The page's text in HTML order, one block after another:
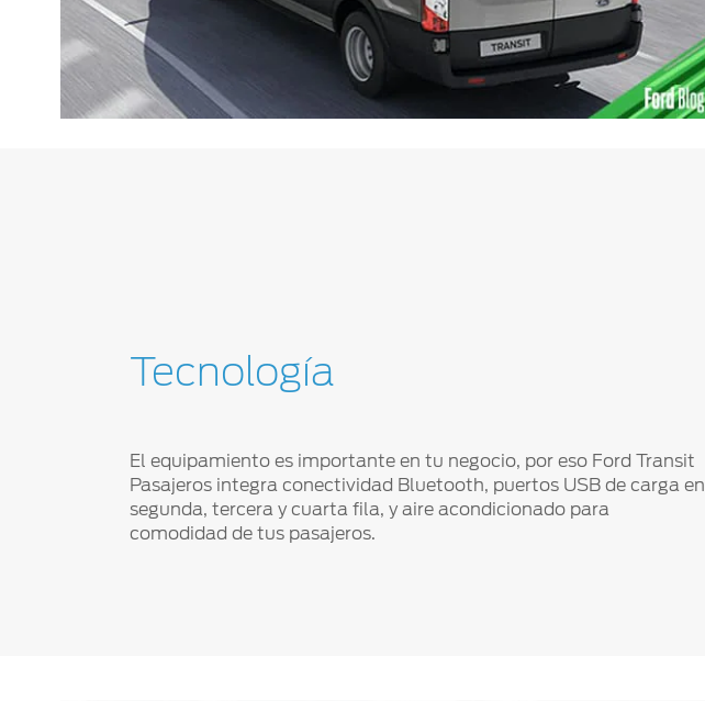
Tecnología
El equipamiento es importante en tu negocio, por eso Ford Transit
Pasajeros integra conectividad Bluetooth, puertos USB de carga en
segunda, tercera y cuarta fila, y aire acondicionado para
comodidad de tus pasajeros.